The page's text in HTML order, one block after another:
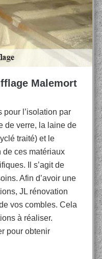
Malemort
pour l’isolation par
de verre, la laine de
traité) et le
de ces matériaux
Il s’agit de
Afin d’avoir une
JL rénovation
vos combles. Cela
à réaliser.
pour obtenir